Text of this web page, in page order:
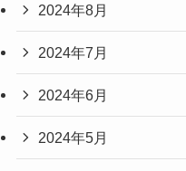
2024年8月
2024年7月
2024年6月
2024年5月